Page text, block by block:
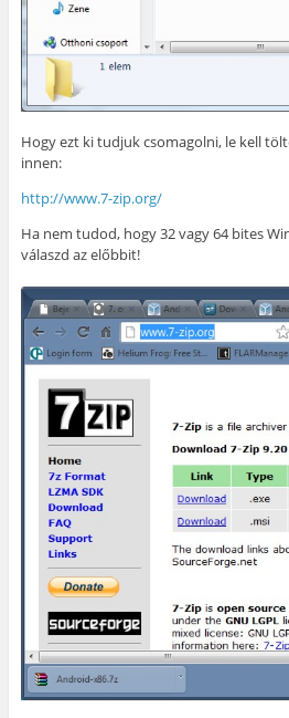
Hogy ezt ki tudjuk csomagolni, le kell
innen:
http://www.7-zip.org/
Ha nem tudod, hogy 32 vagy 64 bites
válaszd az előbbit!